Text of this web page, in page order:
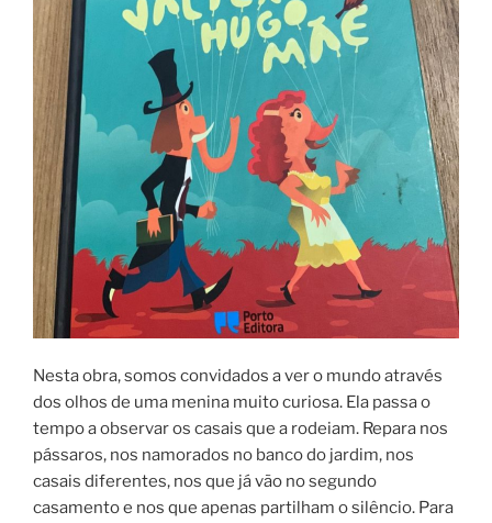
Nesta obra, somos convidados a ver o mundo através
dos olhos de uma menina muito curiosa. Ela passa o
tempo a observar os casais que a rodeiam. Repara nos
pássaros, nos namorados no banco do jardim, nos
casais diferentes, nos que já vão no segundo
casamento e nos que apenas partilham o silêncio. Para